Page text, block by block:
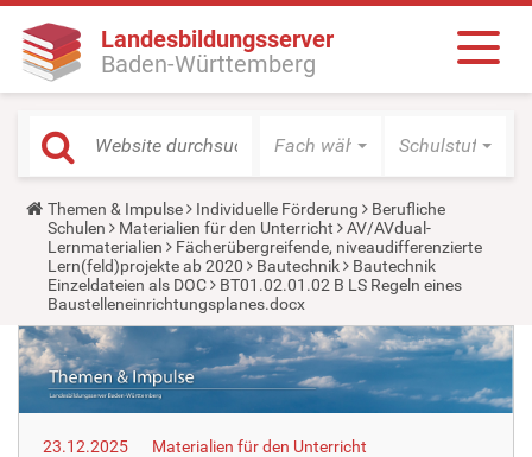
Landesbildungsserver
Baden-Württemberg
Fach wählen Schulstufe
Y
o
u
a
r
e
h
e
r
e
Themen & Impulse Individuelle Förderung
Berufliche
Schulen
Materialien für den Unterricht
AV/AVdual-
Lernmaterialien
Fächerübergreifende, niveaudifferenzierte
Lern(feld)projekte ab 2020
Bautechnik
Bautechnik
Einzeldateien als DOC
BT01.02.01.02 B LS Regeln eines
Baustelleneinrichtungsplanes.docx
23.12.2025
Materialien für den Unterricht